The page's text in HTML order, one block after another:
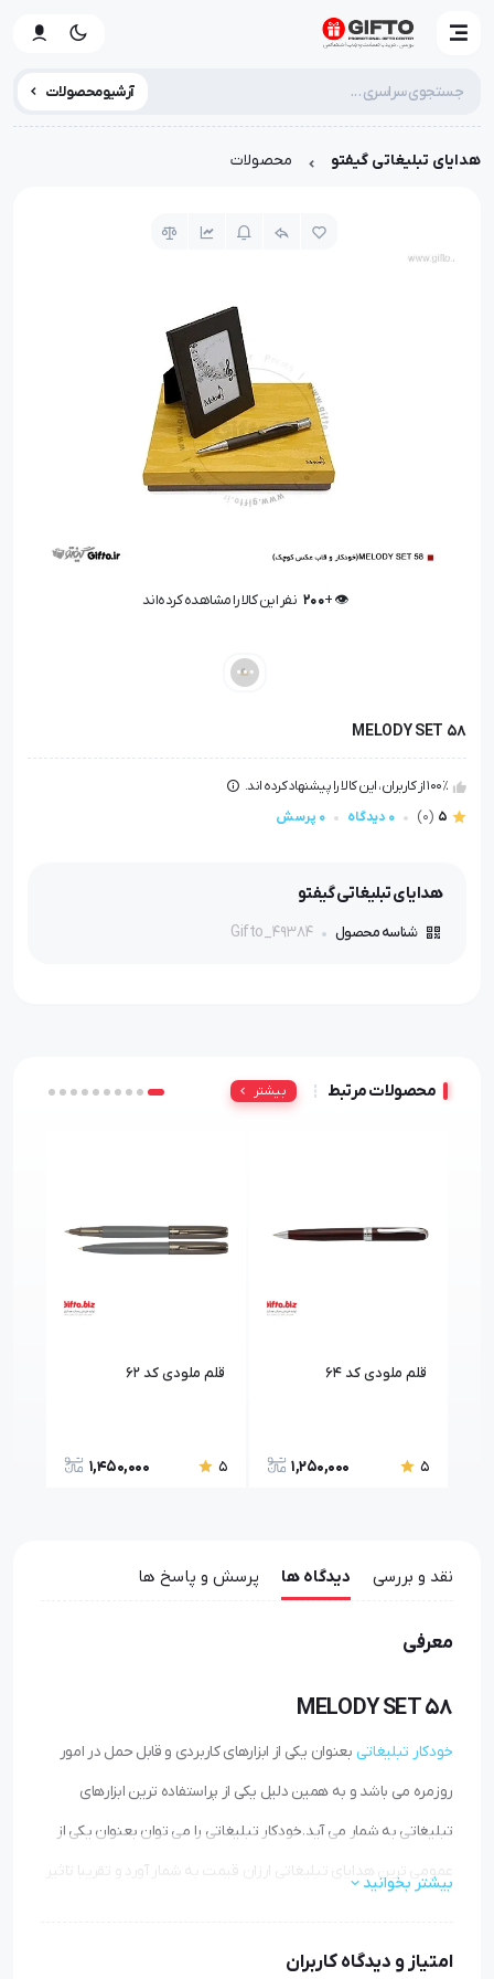
آرشیو محصولات
هدایای تبلیغاتی گیفتو محصولات
👁️ +
200 نفر این کالا را مشاهده کرده‌اند
MELODY SET 58
100٪ از کاربران، این کالا را پیشنهاد کرده اند.
5
(0) 0 دیدگاه 0 پرسش
هدایای تبلیغاتی گیفتو
شناسه محصول Gifto_49384
محصولات مرتبط بیشتر
قلم ملودی کد 64
5
1,250,000
قلم ملودی کد 62
5
1,450,000
نقد و بررسی دیدگاه ها پرسش و پاسخ ها
معرفی
MELODY SET 58
خودکار تبلیغاتی بعنوان یکی از ابزارهای کاربردی و قابل حمل در امور
روزمره می باشد و به همین دلیل یکی از پراستفاده ترین ابزارهای
تبلیغاتی به شمار می آید.خودکار تبلیغاتی را می توان بعنوان یکی از
عمومی ترین هدایای تبلیغاتی ارزان قیمت به شمار آورد و تقریبا تاثیر
محصولات تبلیغاتی ایجاد می کند.
بیشتر بخوانید
امتیاز و دیدگاه کاربران